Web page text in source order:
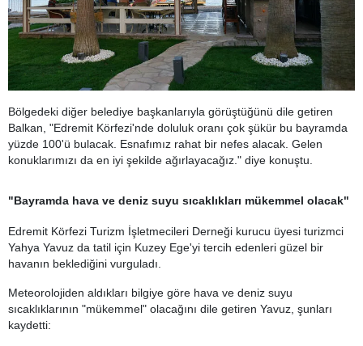
Bölgedeki diğer belediye başkanlarıyla görüştüğünü dile getiren
Balkan, "Edremit Körfezi'nde doluluk oranı çok şükür bu bayramda
yüzde 100'ü bulacak. Esnafımız rahat bir nefes alacak. Gelen
konuklarımızı da en iyi şekilde ağırlayacağız." diye konuştu.
"Bayramda hava ve deniz suyu sıcaklıkları mükemmel olacak"
Edremit Körfezi Turizm İşletmecileri Derneği kurucu üyesi turizmci
Yahya Yavuz da tatil için Kuzey Ege'yi tercih edenleri güzel bir
havanın beklediğini vurguladı.
Meteorolojiden aldıkları bilgiye göre hava ve deniz suyu
sıcaklıklarının "mükemmel" olacağını dile getiren Yavuz, şunları
kaydetti: